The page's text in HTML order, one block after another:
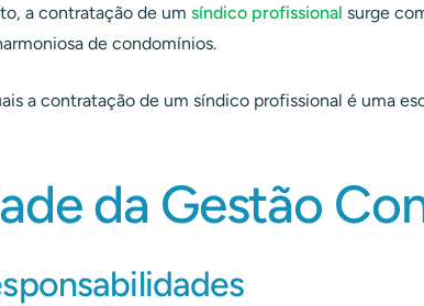
a contratação de um síndico profissional surge
de condomínios.
a contratação de um síndico profissional é uma
da Gestão